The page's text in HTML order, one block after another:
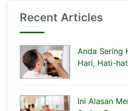
Recent Articles
Anda Sering
Hari, Hati-
Ini Alasan